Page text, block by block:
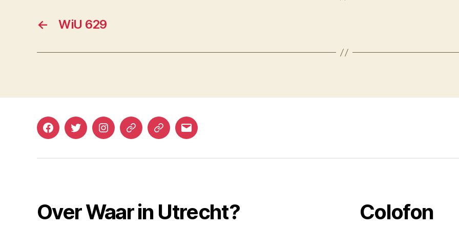
← WiU 629
FacebookTwitterInstagramMastodonBlueskyE-
Over Waar in Utrecht? Colofon